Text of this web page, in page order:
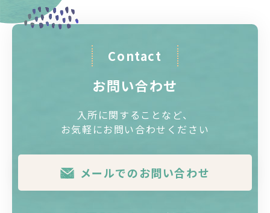
Contact
お問い合わせ
入所に関することなど、
お気軽にお問い合わせください
メールでのお問い合わせ